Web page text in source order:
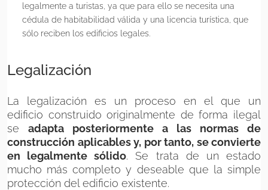
legalmente a turistas, ya que para ello se necesita una
cédula de habitabilidad válida y una licencia turística, que
sólo reciben los edificios legales.
Legalización
La legalización es un proceso en el que un
edificio construido originalmente de forma ilegal
se adapta posteriormente a las normas de
construcción aplicables y, por tanto, se convierte
en legalmente sólido. Se trata de un estado
mucho más completo y deseable que la simple
protección del edificio existente.